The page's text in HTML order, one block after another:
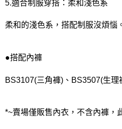
5.適合制服穿搭：柔和淺色系
柔和的淺色系，搭配制服沒煩惱
●搭配內褲
BS3107(三角褲)、BS3507(生理
*~賣場僅販售內衣，不含內褲，